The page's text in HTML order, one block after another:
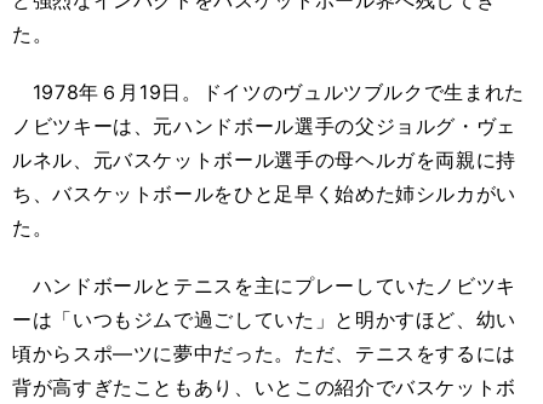
た。
1978年６月19日。ドイツのヴュルツブルクで生まれた
ノビツキーは、元ハンドボール選手の父ジョルグ・ヴェ
ルネル、元バスケットボール選手の母ヘルガを両親に持
ち、バスケットボールをひと足早く始めた姉シルカがい
た。
ハンドボールとテニスを主にプレーしていたノビツキ
ーは「いつもジムで過ごしていた」と明かすほど、幼い
頃からスポ―ツに夢中だった。ただ、テニスをするには
背が高すぎたこともあり、いとこの紹介でバスケットボ